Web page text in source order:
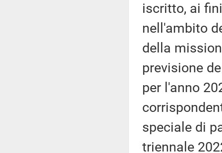
iscritto, ai
nell'ambito
della
previsione
per l'anno
speciale di
triennale